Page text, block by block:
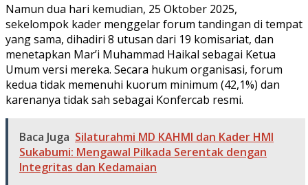
Namun dua hari kemudian, 25 Oktober 2025,
sekelompok kader menggelar forum tandingan di tempat
yang sama, dihadiri 8 utusan dari 19 komisariat, dan
menetapkan Mar’i Muhammad Haikal sebagai Ketua
Umum versi mereka. Secara hukum organisasi, forum
kedua tidak memenuhi kuorum minimum (42,1%) dan
karenanya tidak sah sebagai Konfercab resmi.
Baca Juga Silaturahmi MD KAHMI dan Kader HMI
Sukabumi: Mengawal Pilkada Serentak dengan
Integritas dan Kedamaian